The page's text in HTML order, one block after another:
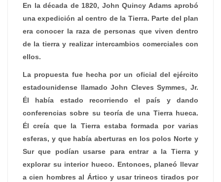
En la década de 1820, John Quincy Adams aprobó
una expedición al centro de la Tierra. Parte del plan
era conocer la raza de personas que viven dentro
de la tierra y realizar intercambios comerciales con
ellos.
La propuesta fue hecha por un oficial del ejército
estadounidense llamado John Cleves Symmes, Jr.
Él había estado recorriendo el país y dando
conferencias sobre su teoría de una Tierra hueca.
Él creía que la Tierra estaba formada por varias
esferas, y que había aberturas en los polos Norte y
Sur que podían usarse para entrar a la Tierra y
explorar su interior hueco. Entonces, planeó llevar
a cien hombres al Ártico y usar trineos tirados por